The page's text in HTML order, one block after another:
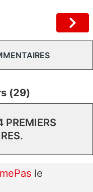
(29)
PREMIERS
le